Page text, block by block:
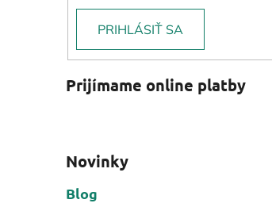
PRIHLÁSIŤ SA
Prijímame online platby
Novinky
Blog